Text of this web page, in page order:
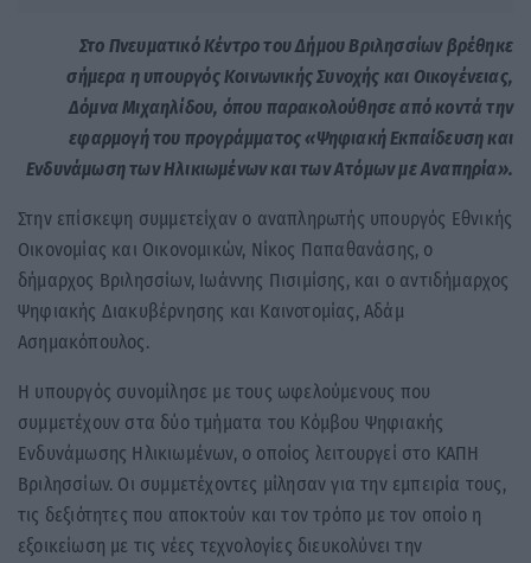
Στο Πνευματικό Κέντρο του Δήμου Βριλησσίων βρέθηκε
σήμερα η υπουργός Κοινωνικής Συνοχής και Οικογένειας,
Δόμνα Μιχαηλίδου, όπου παρακολούθησε από κοντά την
εφαρμογή του προγράμματος «Ψηφιακή Εκπαίδευση και
Ενδυνάμωση των Ηλικιωμένων και των Ατόμων με Αναπηρία».
Στην επίσκεψη συμμετείχαν ο αναπληρωτής υπουργός Εθνικής
Οικονομίας και Οικονομικών, Νίκος Παπαθανάσης, ο
δήμαρχος Βριλησσίων, Ιωάννης Πισιμίσης, και ο αντιδήμαρχος
Ψηφιακής Διακυβέρνησης και Καινοτομίας, Αδάμ
Ασημακόπουλος.
Η υπουργός συνομίλησε με τους ωφελούμενους που
συμμετέχουν στα δύο τμήματα του Κόμβου Ψηφιακής
Ενδυνάμωσης Ηλικιωμένων, ο οποίος λειτουργεί στο ΚΑΠΗ
Βριλησσίων. Οι συμμετέχοντες μίλησαν για την εμπειρία τους,
τις δεξιότητες που αποκτούν και τον τρόπο με τον οποίο η
εξοικείωση με τις νέες τεχνολογίες διευκολύνει την